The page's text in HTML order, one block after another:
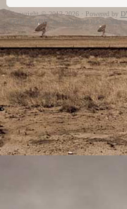
Copyright © 2012-2026 · Powered by
DVB & MHP are registered trademarks